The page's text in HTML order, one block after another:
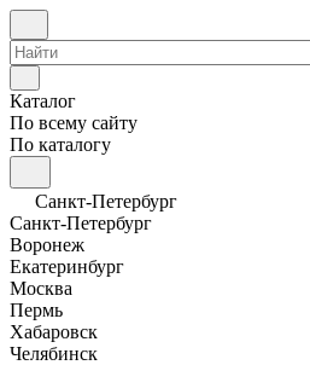
Каталог
По всему сайту
По каталогу
Санкт-Петербург
Санкт-Петербург
Воронеж
Екатеринбург
Москва
Пермь
Хабаровск
Челябинск